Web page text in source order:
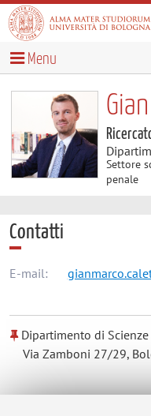
Menu
Settore
penale
Contatti
E-mail:
Dipartimento di
Via Zamboni 27/29,